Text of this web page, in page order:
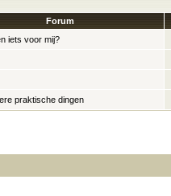
Forum
iets voor mij?
praktische dingen